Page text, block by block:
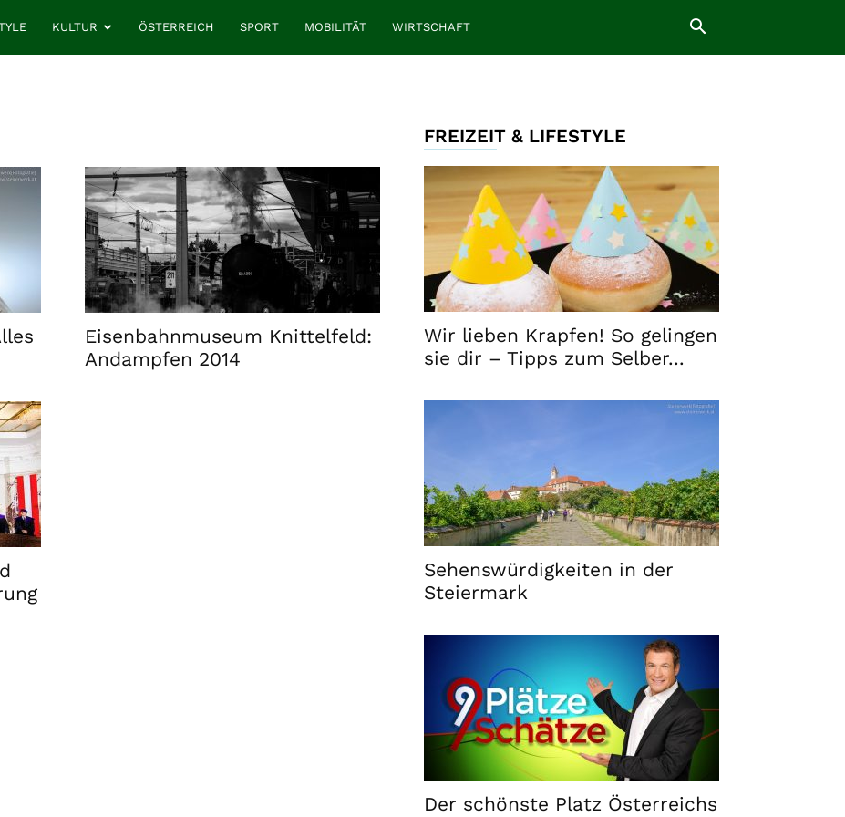
KULTUR ÖSTERREICH SPORT MOBILITÄT WIRTSCHAFT
Eisenbahnmuseum Knittelfeld:
Andampfen 2014
FREIZEIT & LIFESTYLE
Wir lieben Krapfen! So gelingen
sie dir – Tipps zum Selber...
Sehenswürdigkeiten in der
Steiermark
Der schönste Platz Österreichs